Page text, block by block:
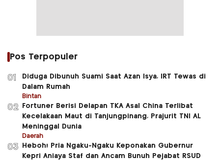
Pos Terpopuler
01
Diduga Dibunuh Suami Saat Azan Isya, IRT Tewas di
Dalam Rumah
Bintan
02
Fortuner Berisi Delapan TKA Asal China Terlibat
Kecelakaan Maut di Tanjungpinang, Prajurit TNI AL
Meninggal Dunia
Daerah
03
Heboh! Pria Ngaku-Ngaku Keponakan Gubernur
Kepri Aniaya Staf dan Ancam Bunuh Pejabat RSUD